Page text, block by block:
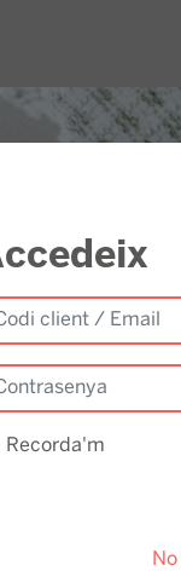
Recorda'm